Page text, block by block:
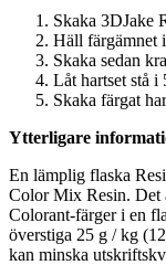
Skaka 3DJake
Häll färgämnet
Skaka sedan
Låt hartset stå
Skaka färgat
Ytterligare
En lämplig flaska
Color Mix Resin. Det
Colorant-färger i en
överstiga 25 g / kg
kan minska